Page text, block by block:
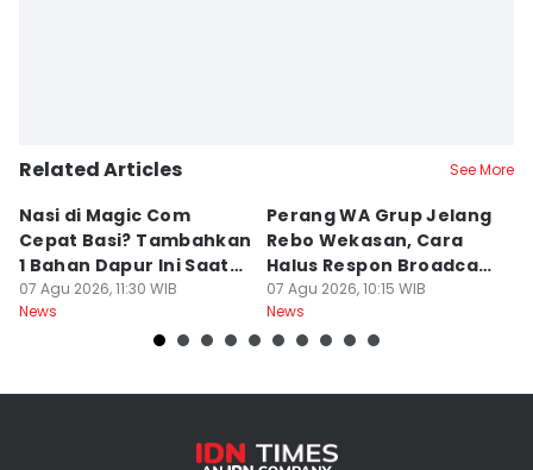
Related Articles See More
Nasi di Magic Com
Cepat Basi? Tambahkan
1 Bahan Dapur Ini Saat
Menanak, Awet 2 Hari
07 Agu 2026, 11:30 WIB
News
Perang WA Grup Jelang
Rebo Wekasan, Cara
Halus Respon Broadcast
Parno
07 Agu 2026, 10:15 WIB
News